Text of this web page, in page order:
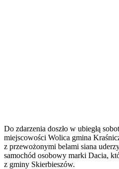
Do zdarzenia doszło w ubiegłą
miejscowości Wolica gmina
z przewożonymi belami siana
samochód osobowy marki Dacia,
z gminy Skierbieszów.